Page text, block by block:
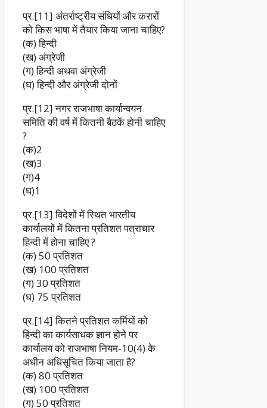
प्र.[11] अंतर्राष्ट्रीय संधियों और करारों
को किस भाषा में तैयार किया जाना चाहिए?
(क) हिन्दी
(ख) अंग्रेजी
(ग) हिन्दी अथवा अंग्रेजी
(घ) हिन्दी और अंग्रेजी दोनों
प्र.[12] नगर राजभाषा कार्यान्वयन
समिति की वर्ष में कितनी बैठकें होनी चाहिए
?
(क)2
(ख)3
(ग)4
(घ)1
प्र.[13] विदेशों में स्थित भारतीय
कार्यालयों में कितना प्रतिशत पत्राचार
हिन्दी में होना चाहिए ?
(क) 50 प्रतिशत
(ख) 100 प्रतिशत
(ग) 30 प्रतिशत
(घ) 75 प्रतिशत
प्र.[14] कितने प्रतिशत कर्मियों को
हिन्दी का कार्यसाधक ज्ञान होने पर
कार्यालय को राजभाषा नियम-10(4) के
अधीन अधिसूचित किया जाता है?
(क) 80 प्रतिशत
(ख) 100 प्रतिशत
(ग) 50 प्रतिशत